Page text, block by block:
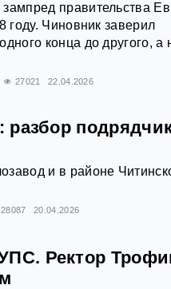
правительства
году. Чиновник заверил
конца до другого, а
27021 22.04.2026
разбор
и в районе
28087 20.04.2026
Ректор